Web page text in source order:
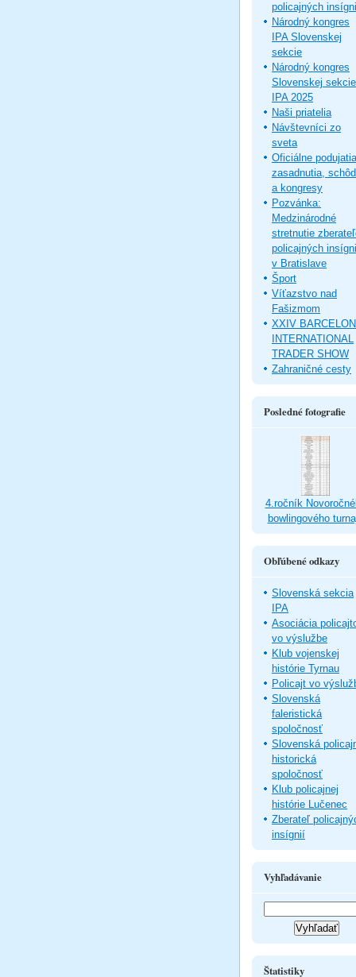
policajných
Národný kongres
IPA Slovenskej
sekcie
Národný kongres
Slovenskej sekcie
IPA 2025
Naši priatelia
Návštevníci zo
sveta
Oficiálne
zasadnutia,
a kongresy
Pozvánka:
Medzinárodné
stretnutie
policajných
v Bratislave
Šport
Víťazstvo nad
Fašizmom
XXIV
INTERNATIONAL
TRADER SHOW
Zahraničné cesty
Posledné fotografie
4.ročník
bowlingového
Obľúbené odkazy
Slovenská sekcia
IPA
Asociácia
vo výslužbe
Klub vojenskej
histórie Tyrnau
Policajt vo
Slovenská
faleristická
spoločnosť
Slovenská
historická
spoločnosť
Klub policajnej
histórie Lučenec
Zberateľ
insígnií
Vyhľadávanie
Štatistiky